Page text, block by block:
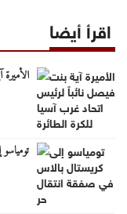
اقرأ أيضا